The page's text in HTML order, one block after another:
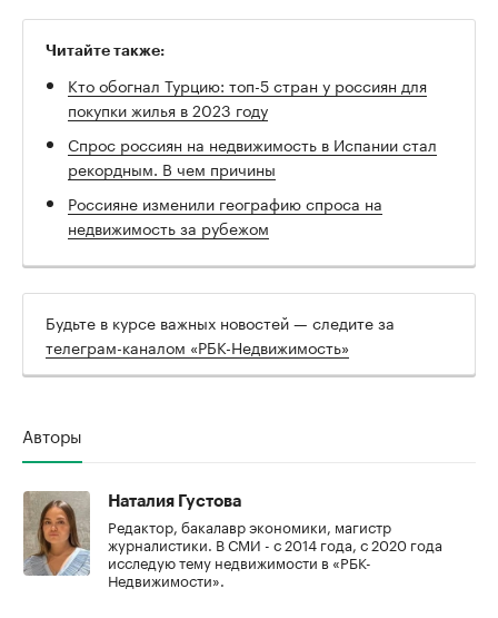
Читайте также:
Кто обогнал Турцию: топ-5 стран у россиян для
покупки жилья в 2023 году
Спрос россиян на недвижимость в Испании стал
рекордным. В чем причины
Россияне изменили географию спроса на
недвижимость за рубежом
Будьте в курсе важных новостей — следите за
телеграм-каналом «РБК-Недвижимость»
Авторы
Наталия Густова
Редактор, бакалавр экономики, магистр
журналистики. В СМИ - с 2014 года, с 2020 года
исследую тему недвижимости в «РБК-
Недвижимости».